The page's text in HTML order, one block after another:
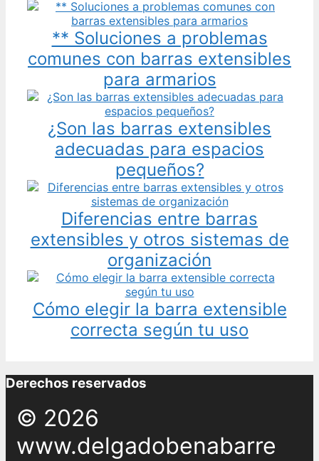
** Soluciones a problemas
comunes con barras extensibles
para armarios
¿Son las barras extensibles
adecuadas para espacios
pequeños?
Diferencias entre barras
extensibles y otros sistemas de
organización
Cómo elegir la barra extensible
correcta según tu uso
Derechos reservados
© 2026
www.delgadobenabarre